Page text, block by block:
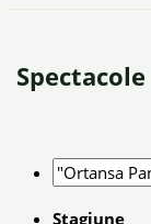
Spectacole
Stagiune